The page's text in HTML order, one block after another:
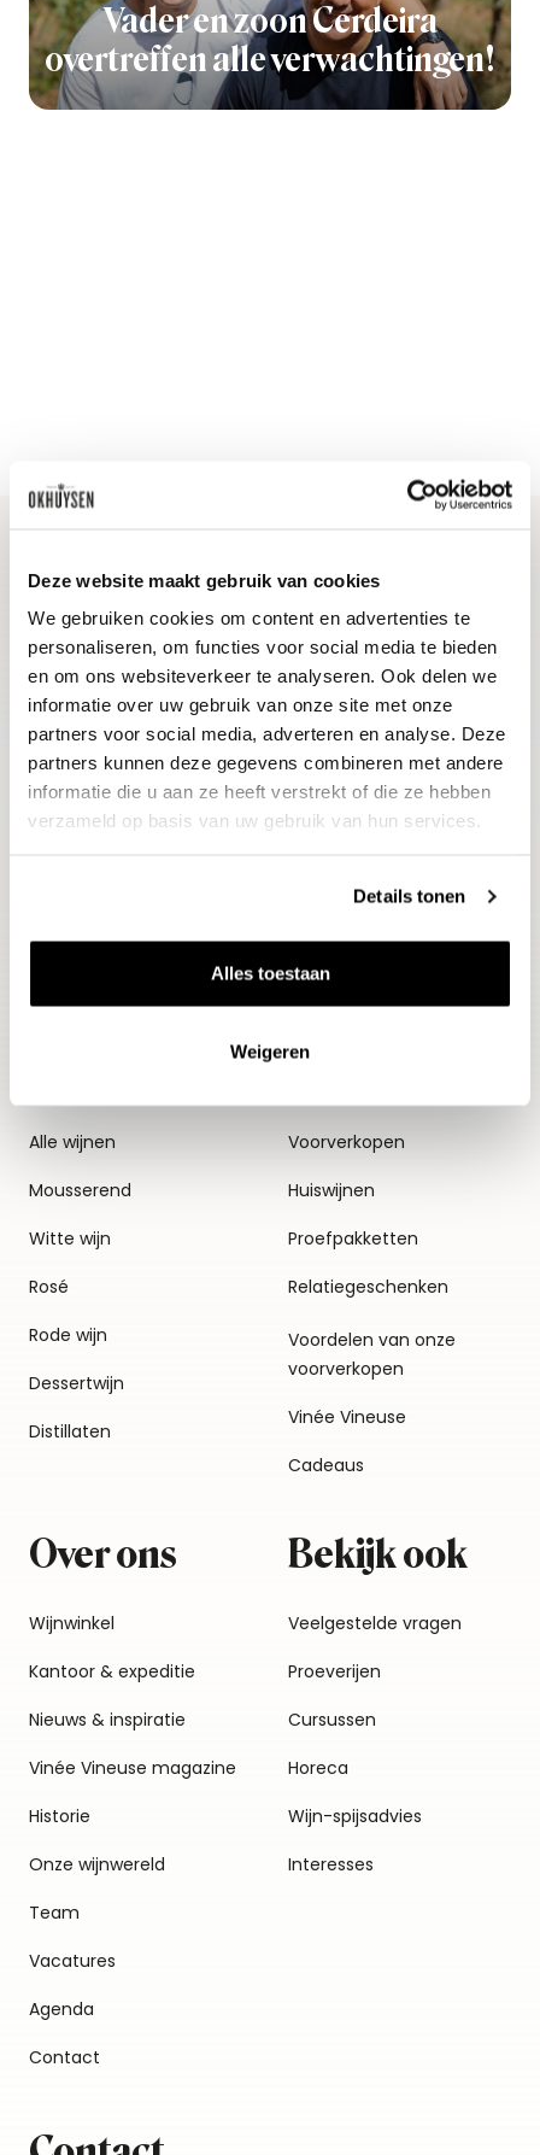
Deze website maakt gebruik van cookies
We gebruiken cookies om content en advertenties te
personaliseren, om functies voor social media te bieden
en om ons websiteverkeer te analyseren. Ook delen we
informatie over uw gebruik van onze site met onze
partners voor social media, adverteren en analyse. Deze
partners kunnen deze gegevens combineren met andere
informatie die u aan ze heeft verstrekt of die ze hebben
verzameld op basis van uw gebruik van hun services.
Details tonen
Alles toestaan
Weigeren
Vader en zoon Cerdeira
overtreffen alle verwachtingen!
Blijf op de hoogte
Ontvang het laatste wijnnieuws, proeverijen en
evenementen
E-mailadres
Aanmelden
Alle wijnen
Mousserend
Witte wijn
Rosé
Rode wijn
Dessertwijn
Distillaten
Thema's
Voorverkopen
Huiswijnen
Proefpakketten
Relatiegeschenken
Voordelen van onze
voorverkopen
Vinée Vineuse
Cadeaus
Over ons
Wijnwinkel
Kantoor & expeditie
Nieuws & inspiratie
Vinée Vineuse magazine
Historie
Onze wijnwereld
Team
Vacatures
Agenda
Contact
Bekijk ook
Veelgestelde vragen
Proeverijen
Cursussen
Horeca
Wijn-spijsadvies
Interesses